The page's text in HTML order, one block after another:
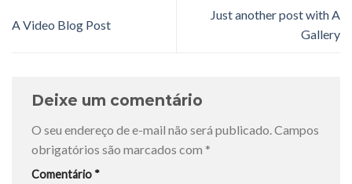
A Video Blog Post
Just another post with A
Gallery
Deixe um comentário
O seu endereço de e-mail não será publicado.Campos
obrigatórios são marcados com *
Comentário *